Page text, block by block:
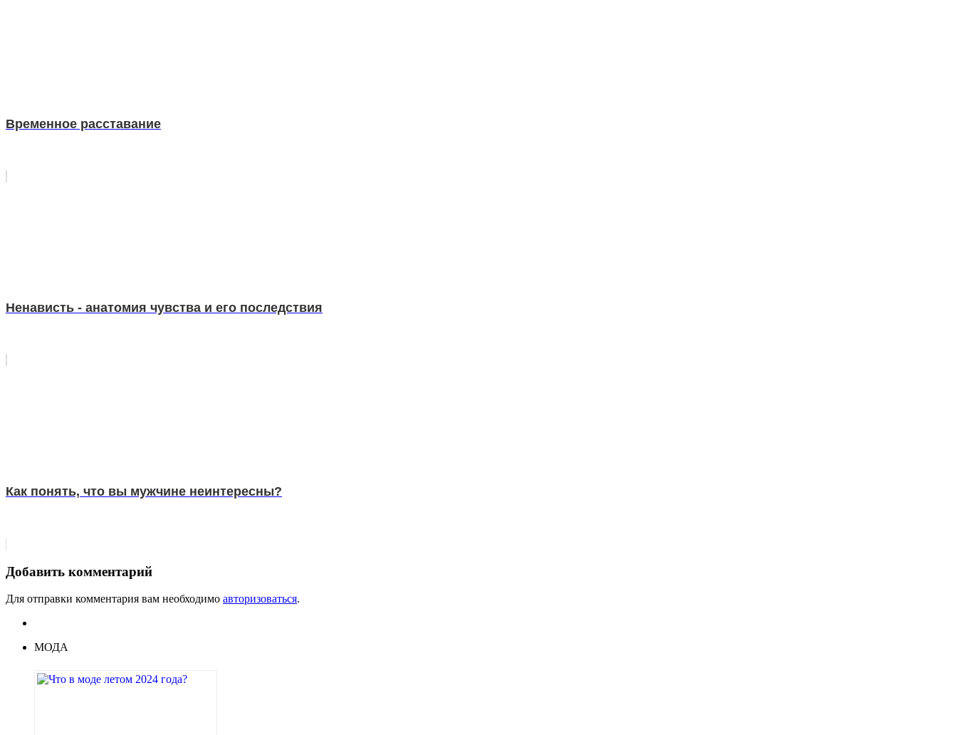
Временное расставание
Ненависть - анатомия чувства и его последствия
Как понять, что вы мужчине неинтересны?
Добавить комментарий
Для отправки комментария вам необходимо авторизоваться.
МОДА